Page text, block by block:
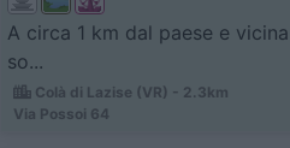
A circa 1 km dal paese e
so...
Colà di Lazise (VR) - 2.3km
Via Possoi 64